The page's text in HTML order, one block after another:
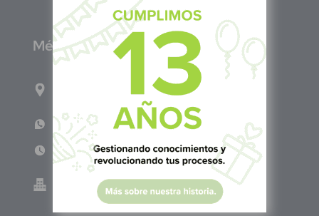
México
Calle Pitágoras 234, Col. Narvarte Poniente,
Alcaldía Benito Juárez, C.P. 03020, CDMX
WhatsApp: +52 33 140 76342
Lun - Vie 8:00 am - 5:00 pm
Green Know S.A de C.V - México
GKN200917TB2